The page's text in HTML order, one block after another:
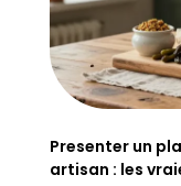
Presenter un
artisan : les